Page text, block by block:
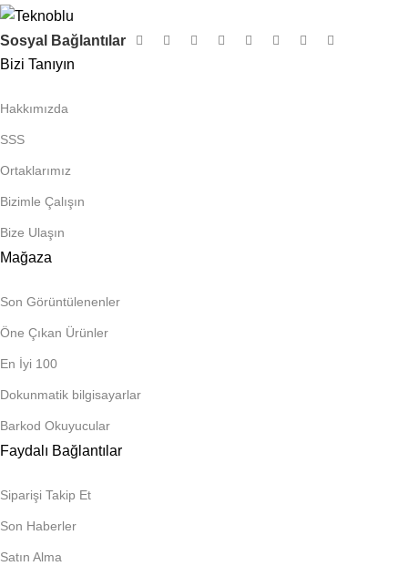
Sosyal Bağlantılar
Bizi Tanıyın
Hakkımızda
SSS
Ortaklarımız
Bizimle Çalışın
Bize Ulaşın
Mağaza
Son Görüntülenenler
Öne Çıkan Ürünler
En İyi 100
Dokunmatik bilgisayarlar
Barkod Okuyucular
Faydalı Bağlantılar
Siparişi Takip Et
Son Haberler
Satın Alma